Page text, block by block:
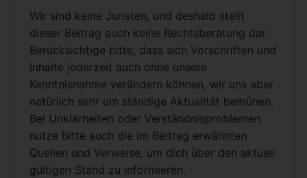
Wir sind keine Juristen, und deshalb stellt
dieser Beitrag auch keine Rechtsberatung dar.
Berücksichtige bitte, dass sich Vorschriften und
Inhalte jederzeit auch ohne unsere
Kenntnisnahme verändern können, wir uns aber
natürlich sehr um ständige Aktualität bemühen.
Bei Unklarheiten oder Verständnisproblemen
nutze bitte auch die im Beitrag erwähnten
Quellen und Verweise, um dich über den aktuell
gültigen Stand zu informieren.